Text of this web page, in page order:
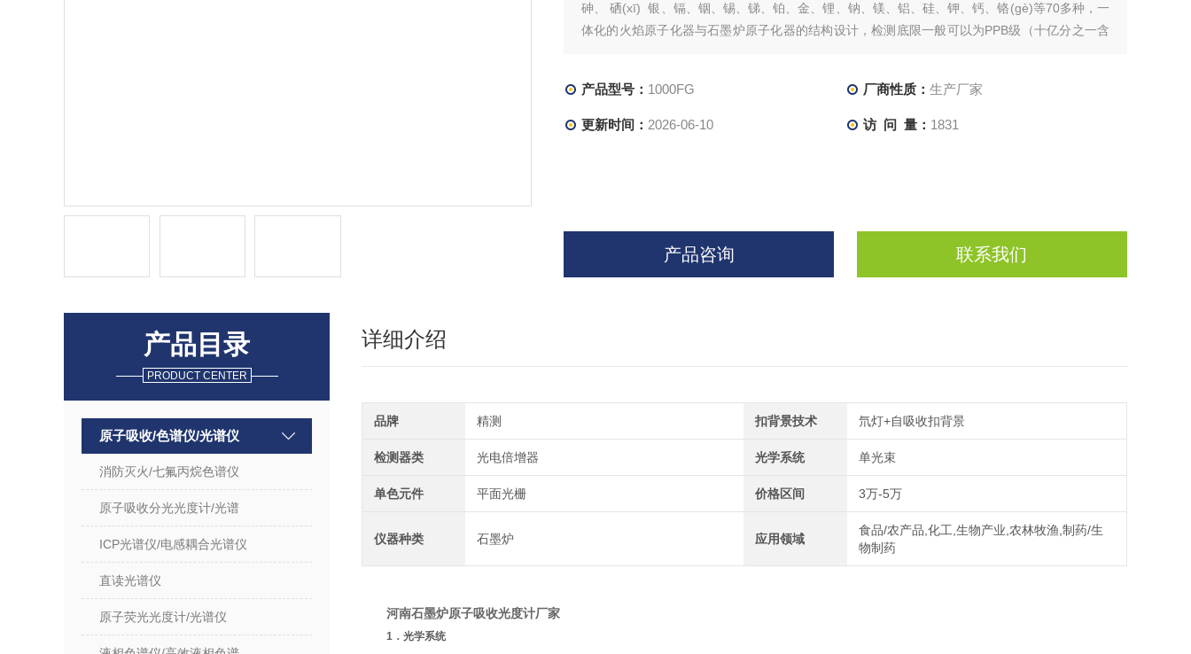
砷、 硒(xī) 银、镉、铟、锡、锑、铂、金、锂、钠、镁、铝、硅、钾、钙、铬(gè)等70多种，一
体化的火焰原子化器与石墨炉原子化器的结构设计，检测底限一般可以为PPB级（十亿分之一含
产品型号： 1000FG 厂商性质： 生产厂家
更新时间： 2026-06-10 访 问 量： 1831
产品咨询 联系我们
产品目录
PRODUCT CENTER
原子吸收/色谱仪/光谱仪
消防灭火/七氟丙烷色谱仪
原子吸收分光光度计/光谱
ICP光谱仪/电感耦合光谱仪
直读光谱仪
原子荧光光度计/光谱仪
详细介绍
品牌 精测 扣背景技术 氘灯+自吸收扣背景
检测器类 光电倍增器 光学系统 单光束
单色元件 平面光栅 价格区间 3万-5万
仪器种类 石墨炉 应用领域
食品/农产品,化工,生物产业,农林牧渔,制药/生
物制药
河南石墨炉原子吸收光度计厂家
1．光学系统